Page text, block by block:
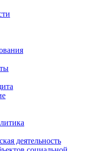
деятельность